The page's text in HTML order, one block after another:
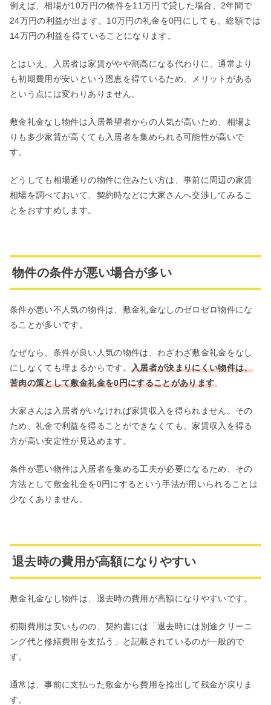
例えば、相場が10万円の物件を11万円で貸した場合、2年間で
24万円の利益が出ます。10万円の礼金を0円にしても、総額では
14万円の利益を得ていることになります。
とはいえ、入居者は家賃がやや割高になる代わりに、通常より
も初期費用が安いという恩恵を得ているため、メリットがある
という点には変わりありません。
敷金礼金なし物件は入居希望者からの人気が高いため、相場よ
りも多少家賃が高くても入居者を集められる可能性が高いで
す。
どうしても相場通りの物件に住みたい方は、事前に周辺の家賃
相場を調べておいて、契約時などに大家さんへ交渉してみるこ
とをおすすめします。
物件の条件が悪い場合が多い
条件が悪い不人気の物件は、敷金礼金なしのゼロゼロ物件にな
ることが多いです。
なぜなら、条件が良い人気の物件は、わざわざ敷金礼金をなし
にしなくても埋まるからです。 入居者が決まりにくい物件は、
苦肉の策として敷金礼金を0円にすることがあります。
大家さんは入居者がいなければ家賃収入を得られません。その
ため、礼金で利益を得ることができなくても、家賃収入を得る
方が高い安定性が見込めます。
条件が悪い物件は入居者を集める工夫が必要になるため、その
方法として敷金礼金を0円にするという手法が用いられることは
少なくありません。
退去時の費用が高額になりやすい
敷金礼金なし物件は、退去時の費用が高額になりやすいです。
初期費用は安いものの、契約書には「退去時には別途クリーニ
ング代と修繕費用を支払う」と記載されているのが一般的で
す。
通常は、事前に支払った敷金から費用を捻出して残金が戻りま
す。